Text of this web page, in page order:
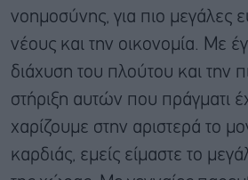
νοημοσύνης, για πιο μεγάλες
νέους και την οικονομία. Με
διάχυση του πλούτου και την
στήριξη αυτών που πράγματι
χαρίζουμε στην αριστερά το
καρδιάς, εμείς είμαστε το